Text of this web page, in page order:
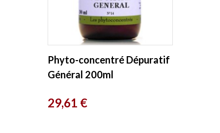
Phyto-concentré Dépuratif
Général 200ml
Prix
29,61 €